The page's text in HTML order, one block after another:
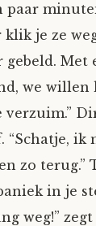
Anne en
verhalen
paar
klik je ze
gebeld. Met
we willen
verzuim.”
“Schatje, ik
zo terug.”
in je
weg!”